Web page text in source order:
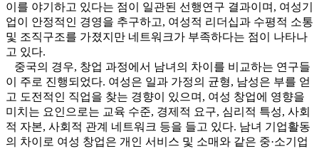
이를 야기하고 있다는 점이 일관된 선행연구 결과이며, 여성기
업이 안정적인 경영을 추구하고, 여성적 리더십과 수평적 소통
및 조직구조를 가졌지만 네트워크가 부족하다는 점이 나타나
고 있다.
중국의 경우, 창업 과정에서 남녀의 차이를 비교하는 연구들
이 주로 진행되었다. 여성은 일과 가정의 균형, 남성은 부를 얻
고 도전적인 직업을 찾는 경향이 있으며, 여성 창업에 영향을
미치는 요인으로는 교육 수준, 경제적 요구, 심리적 특성, 사회
적 자본, 사회적 관계 네트워크 등을 들고 있다. 남녀 기업활동
의 차이로 여성 창업은 개인 서비스 및 소매와 같은 중·소기업